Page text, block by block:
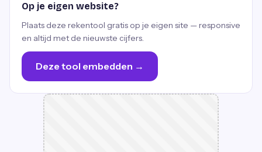
Op je eigen website?
Plaats deze rekentool gratis op je eigen site — responsive
en altijd met de nieuwste cijfers.
Deze tool embedden →